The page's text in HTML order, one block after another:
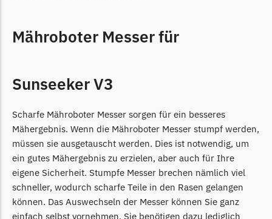
Zoef Robot Messer
Mähroboter Messer für
Sunseeker V3
Scharfe Mähroboter Messer sorgen für ein besseres
Mähergebnis. Wenn die Mähroboter Messer stumpf werden,
müssen sie ausgetauscht werden. Dies ist notwendig, um
ein gutes Mähergebnis zu erzielen, aber auch für Ihre
eigene Sicherheit. Stumpfe Messer brechen nämlich viel
schneller, wodurch scharfe Teile in den Rasen gelangen
können. Das Auswechseln der Messer können Sie ganz
einfach selbst vornehmen. Sie benötigen dazu lediglich